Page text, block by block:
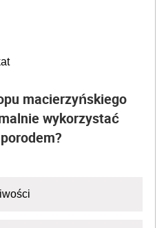
macierzyńskiego
wykorzystać